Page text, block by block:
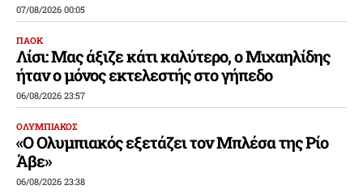
07/08/2026 00:05
ΠΑΟΚ
Λίσι: Μας άξιζε κάτι καλύτερο, ο Μιχαηλίδης
ήταν ο μόνος εκτελεστής στο γήπεδο
06/08/2026 23:57
ΟΛΥΜΠΙΑΚΟΣ
«Ο Ολυμπιακός εξετάζει τον Μπλέσα της Ρίο
Άβε»
06/08/2026 23:38